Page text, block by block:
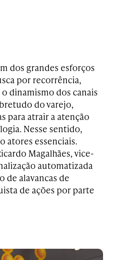
dos grandes esforços
por recorrência,
dinamismo dos canais
do varejo,
para atrair a atenção
Nesse sentido,
atores essenciais.
Magalhães, vice-
automatizada
de alavancas de
de ações por parte